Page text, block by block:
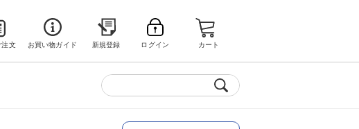
注文 お買い物ガイド 新規登録 ログイン カート